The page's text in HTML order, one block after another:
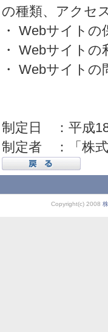
の種類、アクセ
・ Webサイトの
・ Webサイト
・ Webサイト
制定日 ：平成
制定者 ：「株
Copyright(c) 2008